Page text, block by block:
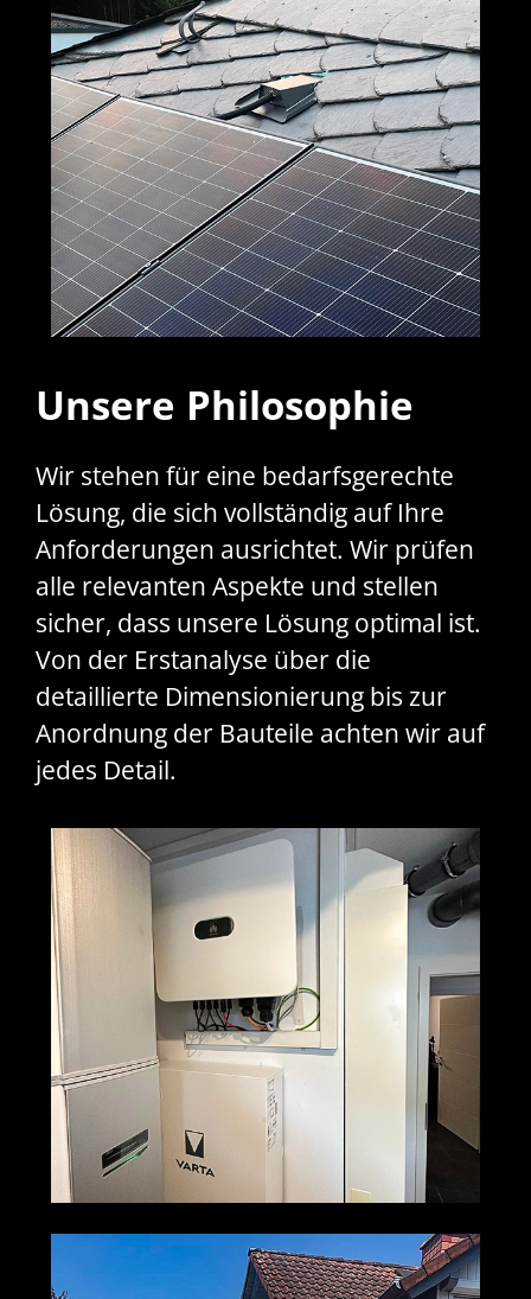
Unsere Philosophie
Wir stehen für eine bedarfsgerechte
Lösung, die sich vollständig auf Ihre
Anforderungen ausrichtet. Wir prüfen
alle relevanten Aspekte und stellen
sicher, dass unsere Lösung optimal ist.
Von der Erstanalyse über die
detaillierte Dimensionierung bis zur
Anordnung der Bauteile achten wir auf
jedes Detail.